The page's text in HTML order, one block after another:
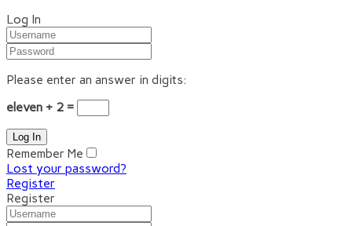
Log In
Please enter an answer in digits:
eleven + 2 =
Remember Me
Lost your password?
Register
Register